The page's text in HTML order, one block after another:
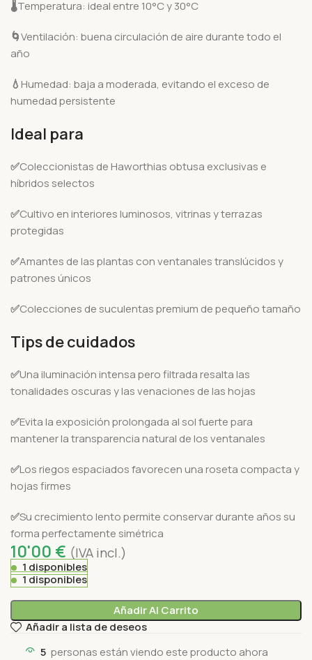
🌡️Temperatura: ideal entre 10°C y 30°C
🌀Ventilación: buena circulación de aire durante todo el
año
💧 Humedad: baja a moderada, evitando el exceso de
humedad persistente
Ideal para
✅Coleccionistas de Haworthias obtusa exclusivas e
híbridos selectos
✅Cultivo en interiores luminosos, vitrinas y terrazas
protegidas
✅Amantes de las plantas con ventanales translúcidos y
patrones únicos
✅Colecciones de suculentas premium de pequeño tamaño
Tips de cuidados
✅Una iluminación intensa pero filtrada resalta las
tonalidades oscuras y las venaciones de las hojas
✅Evita la exposición prolongada al sol fuerte para
mantener la transparencia natural de los ventanales
✅Los riegos espaciados favorecen una roseta compacta y
hojas firmes
✅Su crecimiento lento permite conservar durante años su
forma perfectamente simétrica
10'00 € (IVA incl.)
1 disponibles
1 disponibles
Añadir Al Carrito
Añadir a lista de deseos
5 personas están viendo este producto ahora